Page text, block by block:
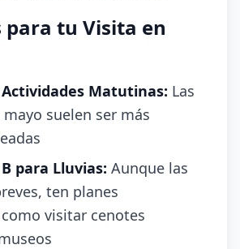
para tu Visita en
Matutinas: Las
suelen ser más
para Lluvias: Aunque las
ten planes
visitar cenotes